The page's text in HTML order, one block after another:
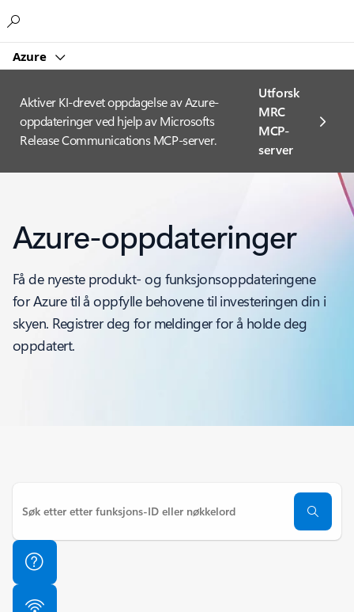
Azure
Aktiver KI-drevet oppdagelse av Azure-
oppdateringer ved hjelp av Microsofts
Release Communications MCP-server.
Utforsk
MRC
MCP-
server
Azure-oppdateringer
Få de nyeste produkt- og funksjonsoppdateringene
for Azure til å oppfylle behovene til investeringen din i
skyen. Registrer deg for meldinger for å holde deg
oppdatert.